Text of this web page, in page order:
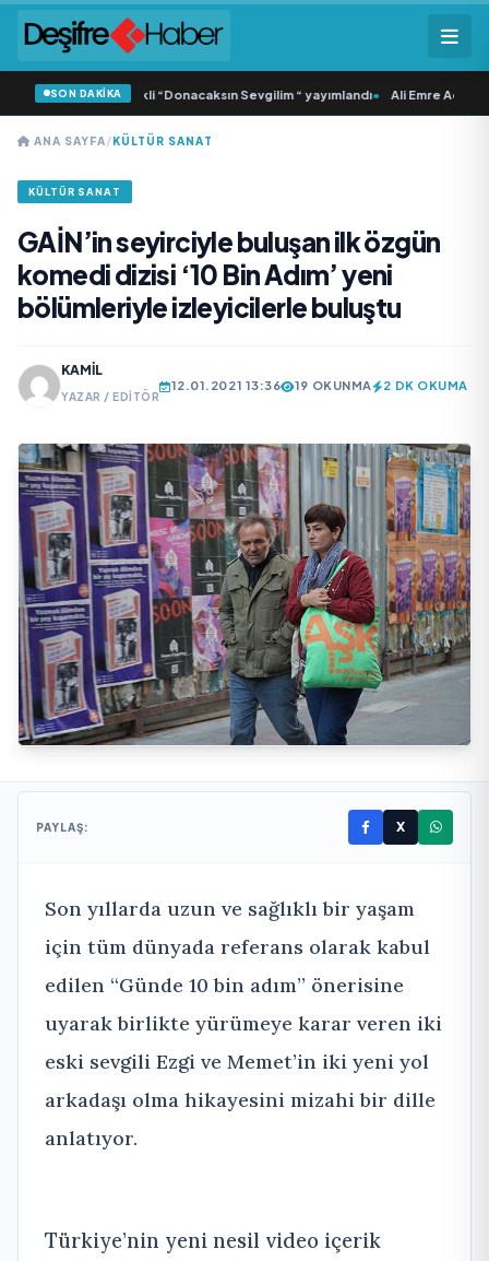
SON DAKİKA
Samlı ‘dan İkinci Tekli “Donacaksın Sevgilim “ yayımlandı• Ali Emre Açıkgöz
ANA SAYFA/KÜLTÜR SANAT
KÜLTÜR SANAT
GAİN’in seyirciyle buluşan ilk özgün
komedi dizisi ‘10 Bin Adım’ yeni
bölümleriyle izleyicilerle buluştu
KAMIL
YAZAR / EDITÖR
12.01.2021 13:36 19 OKUNMA 2 DK OKUMA
PAYLAŞ: X
Son yıllarda uzun ve sağlıklı bir yaşam
için tüm dünyada referans olarak kabul
edilen “Günde 10 bin adım” önerisine
uyarak birlikte yürümeye karar veren iki
eski sevgili Ezgi ve Memet’in iki yeni yol
arkadaşı olma hikayesini mizahi bir dille
anlatıyor.
Türkiye’nin yeni nesil video içerik